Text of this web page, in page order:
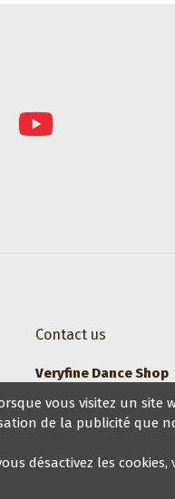
Contact us
Veryfine Dance Shop
Zaehringerstrasse 26,
vous visitez un site
de la publicité que
désactivez les cookies,